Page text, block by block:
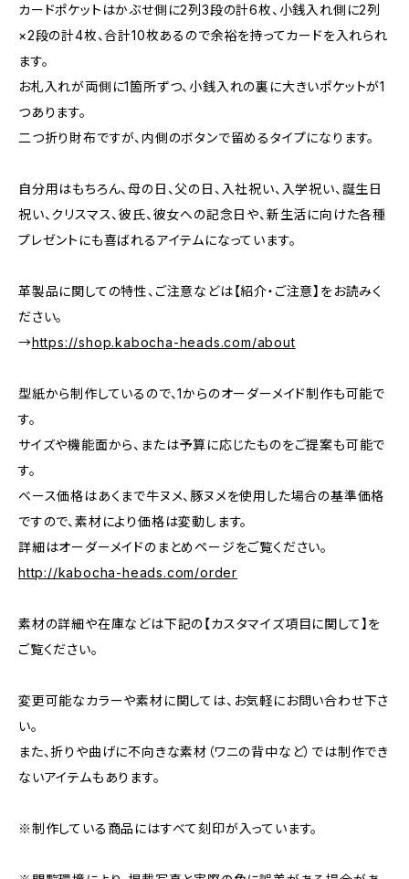
カードポケットはかぶせ側に2列3段の計6枚、小銭入れ側に2列
×2段の計4枚、合計10枚あるので余裕を持ってカードを入れられ
ます。
お札入れが両側に1箇所ずつ、小銭入れの裏に大きいポケットが1
つあります。
二つ折り財布ですが、内側のボタンで留めるタイプになります。
自分用はもちろん、母の日、父の日、入社祝い、入学祝い、誕生日
祝い、クリスマス、彼氏、彼女への記念日や、新生活に向けた各種
プレゼントにも喜ばれるアイテムになっています。
革製品に関しての特性、ご注意などは【紹介・ご注意】をお読みく
ださい。
→https://shop.kabocha-heads.com/about
型紙から制作しているので、1からのオーダーメイド制作も可能で
す。
サイズや機能面から、または予算に応じたものをご提案も可能で
す。
ベース価格はあくまで牛ヌメ、豚ヌメを使用した場合の基準価格
ですので、素材により価格は変動します。
詳細はオーダーメイドのまとめページをご覧ください。
http://kabocha-heads.com/order
素材の詳細や在庫などは下記の【カスタマイズ項目に関して】を
ご覧ください。
変更可能なカラーや素材に関しては、お気軽にお問い合わせ下さ
い。
また、折りや曲げに不向きな素材（ワニの背中など）では制作でき
ないアイテムもあります。
※制作している商品にはすべて刻印が入っています。